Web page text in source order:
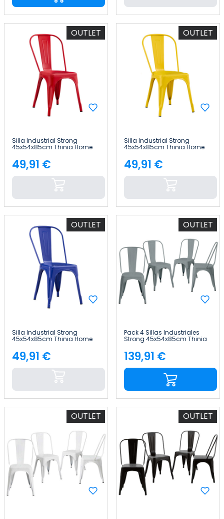
OUTLET
Silla Industrial Strong
45x54x85cm Thinia Home
Precio
49,91 €
OUTLET
Silla Industrial Strong
45x54x85cm Thinia Home
Precio
49,91 €
OUTLET
Silla Industrial Strong
45x54x85cm Thinia Home
Precio
49,91 €
OUTLET
Pack 4 Sillas Industriales
Strong 45x54x85cm Thinia
Home
Precio
139,91 €
OUTLET OUTLET